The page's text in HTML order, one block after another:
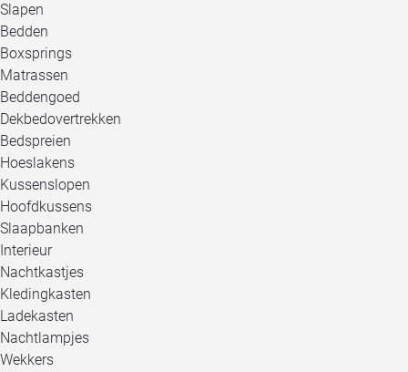
Slapen
Bedden
Boxsprings
Matrassen
Beddengoed
Dekbedovertrekken
Bedspreien
Hoeslakens
Kussenslopen
Hoofdkussens
Slaapbanken
Interieur
Nachtkastjes
Kledingkasten
Ladekasten
Nachtlampjes
Wekkers